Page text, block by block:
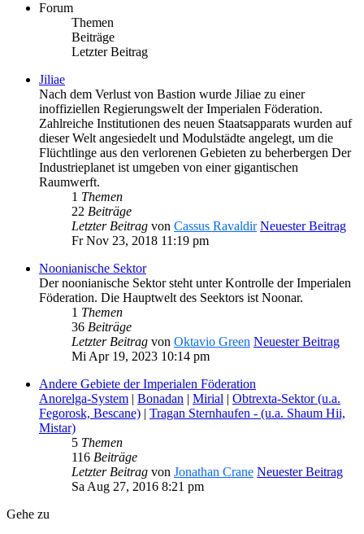
Forum
Themen
Beiträge
Letzter Beitrag
Jiliae
Nach dem Verlust von Bastion wurde Jiliae zu einer
inoffiziellen Regierungswelt der Imperialen Föderation.
Zahlreiche Institutionen des neuen Staatsapparats wurden auf
dieser Welt angesiedelt und Modulstädte angelegt, um die
Flüchtlinge aus den verlorenen Gebieten zu beherbergen Der
Industrieplanet ist umgeben von einer gigantischen
Raumwerft.
1 Themen
22 Beiträge
Letzter Beitrag von Cassus Ravaldir Neuester Beitrag
Fr Nov 23, 2018 11:19 pm
Noonianische Sektor
Der noonianische Sektor steht unter Kontrolle der Imperialen
Föderation. Die Hauptwelt des Seektors ist Noonar.
1 Themen
36 Beiträge
Letzter Beitrag von Oktavio Green Neuester Beitrag
Mi Apr 19, 2023 10:14 pm
Andere Gebiete der Imperialen Föderation
Anorelga-System | Bonadan | Mirial | Obtrexta-Sektor (u.a.
Fegorosk, Bescane) | Tragan Sternhaufen - (u.a. Shaum Hii,
Mistar)
5 Themen
116 Beiträge
Letzter Beitrag von Jonathan Crane Neuester Beitrag
Sa Aug 27, 2016 8:21 pm
Gehe zu